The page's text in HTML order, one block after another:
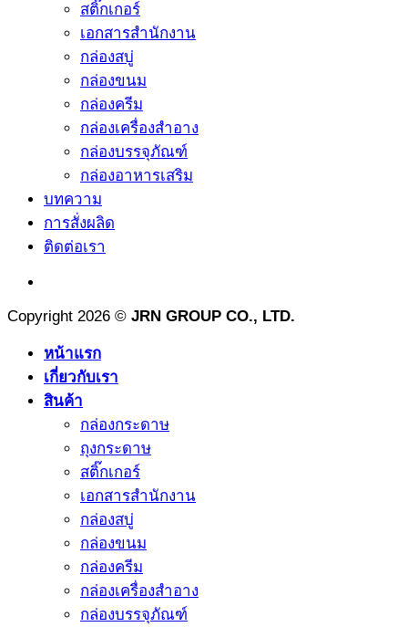
สติ๊กเกอร์
เอกสารสำนักงาน
กล่องสบู่
กล่องขนม
กล่องครีม
กล่องเครื่องสำอาง
กล่องบรรจุภัณฑ์
กล่องอาหารเสริม
บทความ
การสั่งผลิด
ติดต่อเรา
Copyright 2026 © JRN GROUP CO., LTD.
หน้าแรก
เกี่ยวกับเรา
สินค้า
กล่องกระดาษ
ถุงกระดาษ
สติ๊กเกอร์
เอกสารสำนักงาน
กล่องสบู่
กล่องขนม
กล่องครีม
กล่องเครื่องสำอาง
กล่องบรรจุภัณฑ์